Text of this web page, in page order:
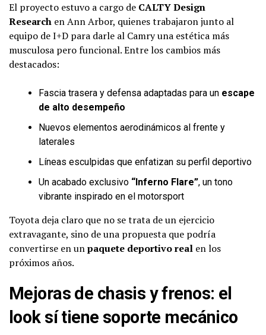
El proyecto estuvo a cargo de CALTY Design
Research en Ann Arbor, quienes trabajaron junto al
equipo de I+D para darle al Camry una estética más
musculosa pero funcional. Entre los cambios más
destacados:
Fascia trasera y defensa adaptadas para un escape
de alto desempeño
Nuevos elementos aerodinámicos al frente y
laterales
Líneas esculpidas que enfatizan su perfil deportivo
Un acabado exclusivo “Inferno Flare”, un tono
vibrante inspirado en el motorsport
Toyota deja claro que no se trata de un ejercicio
extravagante, sino de una propuesta que podría
convertirse en unpaquete deportivo real en los
próximos años.
Mejoras de chasis y frenos: el
look sí tiene soporte mecánico